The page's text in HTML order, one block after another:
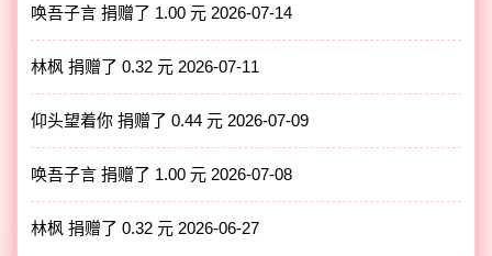
唤吾子言 捐赠了 1.00 元 2026-07-14
林枫 捐赠了 0.32 元 2026-07-11
仰头望着你 捐赠了 0.44 元 2026-07-09
唤吾子言 捐赠了 1.00 元 2026-07-08
林枫 捐赠了 0.32 元 2026-06-27